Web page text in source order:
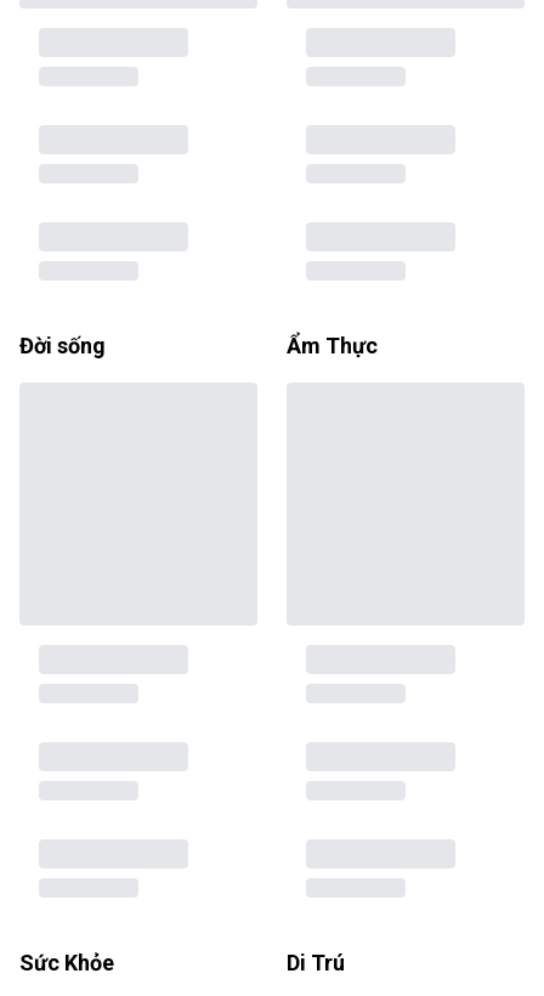
Đời sống Ẩm Thực
Sức Khỏe Di Trú